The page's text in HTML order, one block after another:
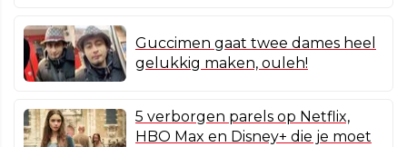
Guccimen gaat twee dames heel
gelukkig maken, ouleh!
5 verborgen parels op Netflix,
HBO Max en Disney+ die je moet